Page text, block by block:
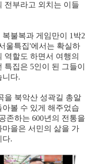
전부라고 외치는 이들
불복과 게임만이 1박2
울특집'에서는 확실하
역할도 하면서 여행의
집은 5인이 된 그들이
니다.
을 북악산 성곽길 총알
볼 수 있게 해주었습
존하는 600년의 전통을
을은 서민의 삶을 가
다.